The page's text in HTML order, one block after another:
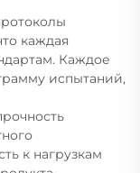
каждая
Каждое
испытаний,
к нагрузкам